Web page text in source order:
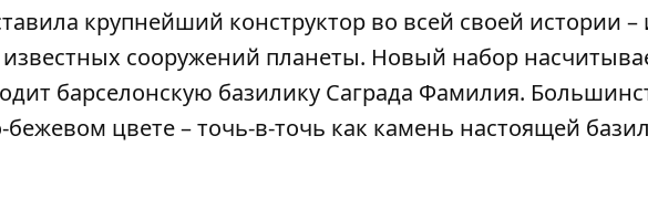
крупнейший конструктор во всей своей истории –
сооружений планеты. Новый набор
барселонскую базилику Саграда Фамилия.
цвете – точь-в-точь как камень настоящей